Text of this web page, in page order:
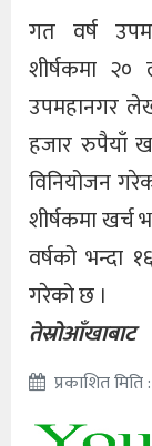
गत वर्ष
शीर्षकमा
उपमहानगर
हजार रुपैयाँ
विनियोजन
शीर्षकमा
वर्षको भन्दा
गरेको छ ।
तेस्रोआँखाबाट
प्रकाशित